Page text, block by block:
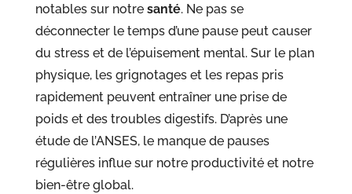
notables sur notre santé. Ne pas se
déconnecter le temps d’une pause peut causer
du stress et de l’épuisement mental. Sur le plan
physique, les grignotages et les repas pris
rapidement peuvent entraîner une prise de
poids et des troubles digestifs. D’après une
étude de l’ANSES, le manque de pauses
régulières influe sur notre productivité et notre
bien-être global.